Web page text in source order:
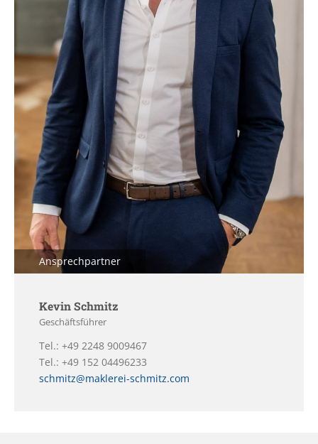
Ansprechpartner
Kevin Schmitz
Geschäftsführer
Tel.: +49 2248 9009467
Tel.: +49 152 04496233
schmitz@maklerei-schmitz.com